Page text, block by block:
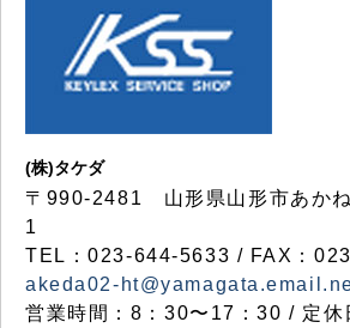
(株)タケダ
〒990-2481 山形県山形市あか
1
TEL：023-644-5633 / FAX：
akeda02-
営業時間：8：30〜17：30 / 定休